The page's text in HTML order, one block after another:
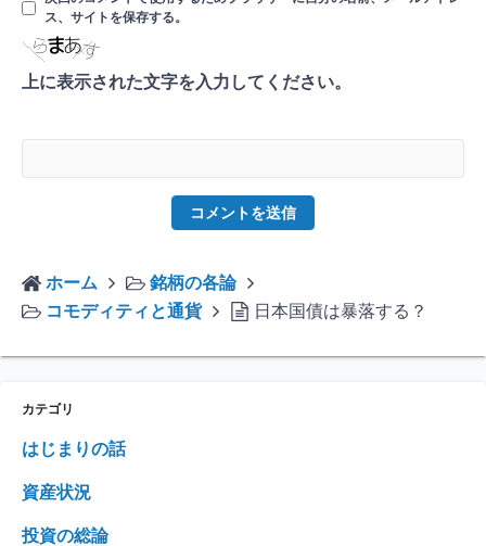
ス、サイトを保存する。
上に表示された文字を入力してください。
ホーム
銘柄の各論
コモディティと通貨
日本国債は暴落する？
カテゴリ
はじまりの話
資産状況
投資の総論